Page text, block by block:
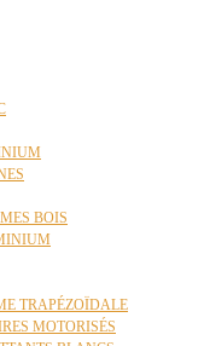
BOIS
TRAPÉZOÏDALE
MOTORISÉS